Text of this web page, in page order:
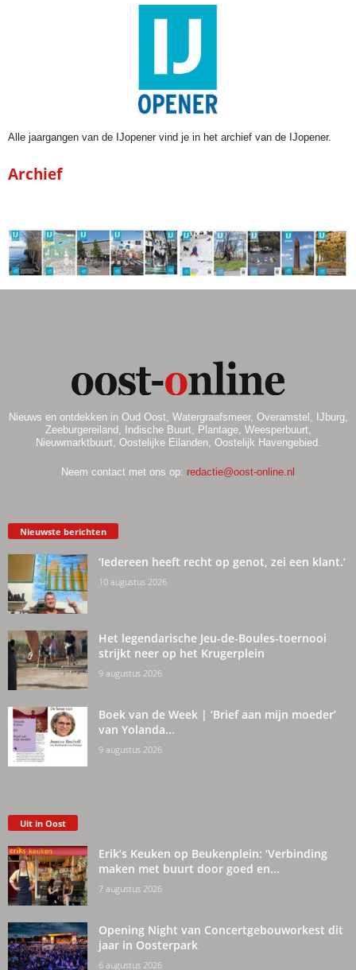
Alle jaargangen van de IJopener vind je in het archief van de IJopener.
Archief
Nieuws en ontdekken in Oud Oost, Watergraafsmeer, Overamstel, IJburg,
Zeeburgereiland, Indische Buurt, Plantage, Weesperbuurt,
Nieuwmarktbuurt, Oostelijke Eilanden, Oostelijk Havengebied.
Neem contact met ons op: redactie@oost-online.nl
Nieuwste berichten
‘Iedereen heeft recht op genot, zei een klant.’
10 augustus 2026
Het legendarische Jeu-de-Boules-toernooi
strijkt neer op het Krugerplein
9 augustus 2026
Boek van de Week | ‘Brief aan mijn moeder’
van Yolanda...
9 augustus 2026
Uit in Oost
Erik’s Keuken op Beukenplein: ‘Verbinding
maken met buurt door goed en...
7 augustus 2026
Opening Night van Concertgebouworkest dit
jaar in Oosterpark
6 augustus 2026